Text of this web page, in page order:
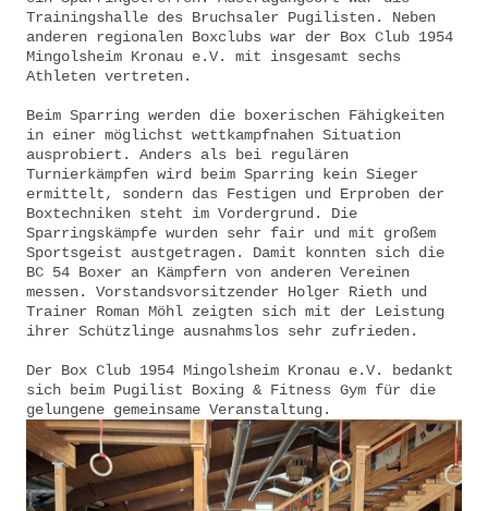
Trainingshalle des Bruchsaler Pugilisten. Neben
anderen regionalen Boxclubs war der Box Club 1954
Mingolsheim Kronau e.V. mit insgesamt sechs
Athleten vertreten.
Beim Sparring werden die boxerischen Fähigkeiten
in einer möglichst wettkampfnahen Situation
ausprobiert. Anders als bei regulären
Turnierkämpfen wird beim Sparring kein Sieger
ermittelt, sondern das Festigen und Erproben der
Boxtechniken steht im Vordergrund. Die
Sparringskämpfe wurden sehr fair und mit großem
Sportsgeist austgetragen. Damit konnten sich die
BC 54 Boxer an Kämpfern von anderen Vereinen
messen. Vorstandsvorsitzender Holger Rieth und
Trainer Roman Möhl zeigten sich mit der Leistung
ihrer Schützlinge ausnahmslos sehr zufrieden.
Der Box Club 1954 Mingolsheim Kronau e.V. bedankt
sich beim Pugilist Boxing & Fitness Gym für die
gelungene gemeinsame Veranstaltung.